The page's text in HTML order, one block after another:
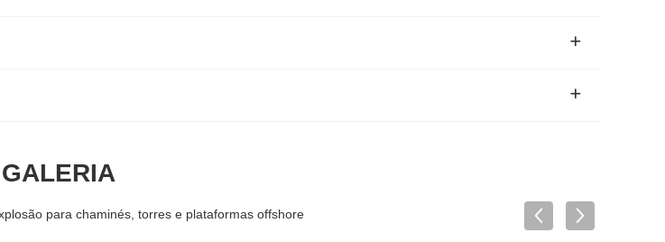
GALERIA
para chaminés, torres e plataformas offshore